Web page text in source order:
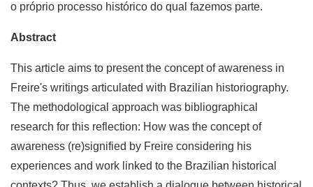
o próprio processo histórico do qual fazemos parte.
Abstract
This article aims to present the concept of awareness in
Freire's writings articulated with Brazilian historiography.
The methodological approach was bibliographical
research for this reflection: How was the concept of
awareness (re)signified by Freire considering his
experiences and work linked to the Brazilian historical